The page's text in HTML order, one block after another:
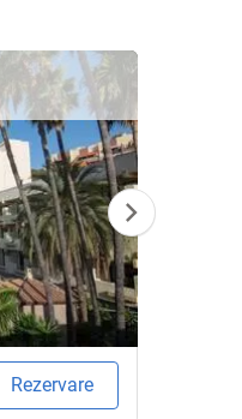
Rezervare